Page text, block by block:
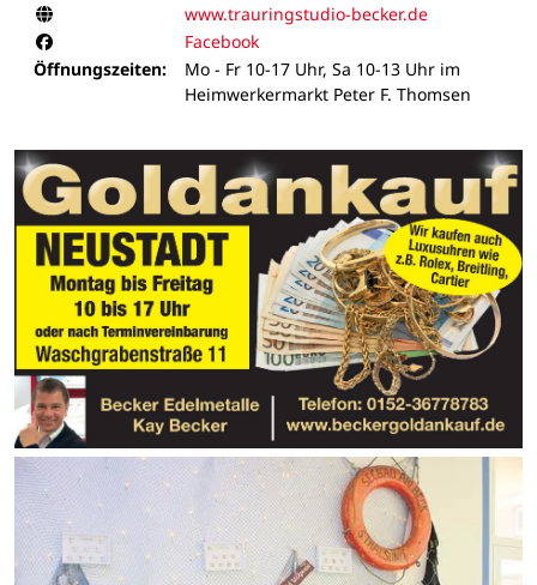
www.trauringstudio-becker.de
Facebook
Öffnungszeiten:
Mo - Fr 10-17 Uhr, Sa 10-13 Uhr im
Heimwerkermarkt Peter F. Thomsen